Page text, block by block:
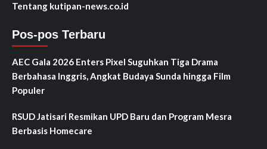
Tentang kutipan-news.co.id
Pos-pos Terbaru
AEC Gala 2026 Enters Pixel Suguhkan Tiga Drama
Berbahasa Inggris, Angkat Budaya Sunda hingga Film
Populer
RSUD Jatisari Resmikan UPD Baru dan Program Mesra
Berbasis Homecare